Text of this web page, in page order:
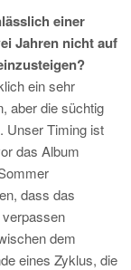
einer
Jahren nicht auf
ein sehr
aber die süchtig
Unser Timing ist
das Album
dass das
dem
eines Zyklus, die